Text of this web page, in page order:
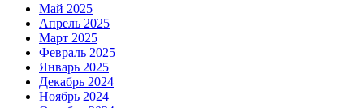
Май 2025
Апрель 2025
Март 2025
Февраль 2025
Январь 2025
Декабрь 2024
Ноябрь 2024